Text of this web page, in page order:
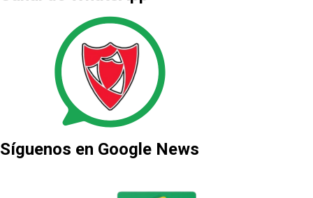
Síguenos en Google News